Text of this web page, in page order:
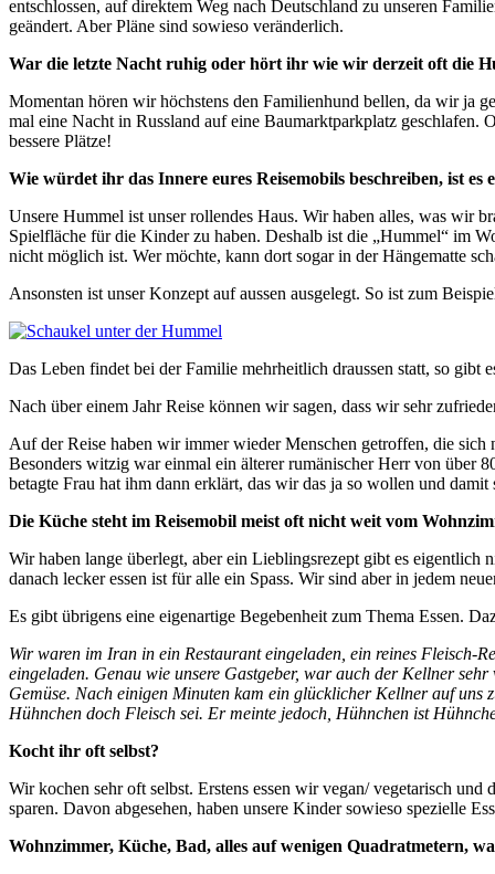
entschlossen, auf direktem Weg nach Deutschland zu unseren
geändert. Aber Pläne sind sowieso veränderlich.
War die letzte Nacht ruhig oder hört ihr wie wir derzeit oft die
Momentan hören wir höchstens den Familienhund bellen, da wir ja
mal eine Nacht in Russland auf eine Baumarktparkplatz
bessere Plätze!
Wie würdet ihr das Innere eures Reisemobils beschreiben, ist
Unsere Hummel ist unser rollendes Haus. Wir haben alles, was wir
Spielfläche für die Kinder zu haben. Deshalb ist die „Hummel“ im
nicht möglich ist. Wer möchte, kann dort sogar in der Hängematte
Ansonsten ist unser Konzept auf aussen ausgelegt. So ist zum
Das Leben findet bei der Familie mehrheitlich draussen statt, so gibt
Nach über einem Jahr Reise können wir sagen, dass wir sehr
Auf der Reise haben wir immer wieder Menschen getroffen, die
Besonders witzig war einmal ein älterer rumänischer Herr von über
betagte Frau hat ihm dann erklärt, das wir das ja so wollen und
Die Küche steht im Reisemobil meist oft nicht weit vom
Wir haben lange überlegt, aber ein Lieblingsrezept gibt es eigentlich
danach lecker essen ist für alle ein Spass. Wir sind aber in jedem
Es gibt übrigens eine eigenartige Begebenheit zum Thema Essen.
Wir waren im Iran in ein Restaurant eingeladen, ein reines Fleisch-
eingeladen. Genau wie unsere Gastgeber, war auch der Kellner
Gemüse. Nach einigen Minuten kam ein glücklicher Kellner auf
Hühnchen doch Fleisch sei. Er meinte jedoch, Hühnchen ist
Kocht ihr oft selbst?
Wir kochen sehr oft selbst. Erstens essen wir vegan/ vegetarisch
sparen. Davon abgesehen, haben unsere Kinder sowieso spezielle
Wohnzimmer, Küche, Bad, alles auf wenigen Quadratmetern,